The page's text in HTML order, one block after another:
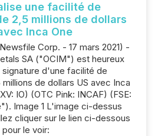
une facilité de
2,5 millions de dollars
Inca One
Corp. - 17 mars 2021) -
SA ("OCIM") est heureux
d'une facilité de
de dollars US avec Inca
IO) (OTC Pink: INCAF) (FSE:
Image 1 L'image ci-dessus
cliquer sur le lien ci-dessous
pour le voir: